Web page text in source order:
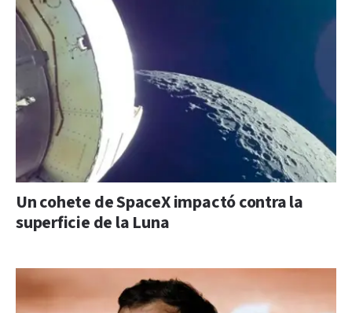
Un cohete de SpaceX impactó contra la
superficie de la Luna